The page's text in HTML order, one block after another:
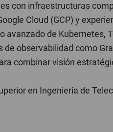
con infraestructuras
Cloud (GCP) y
avanzado de Kubernetes,
de observabilidad como
combinar visión
en Ingeniería de